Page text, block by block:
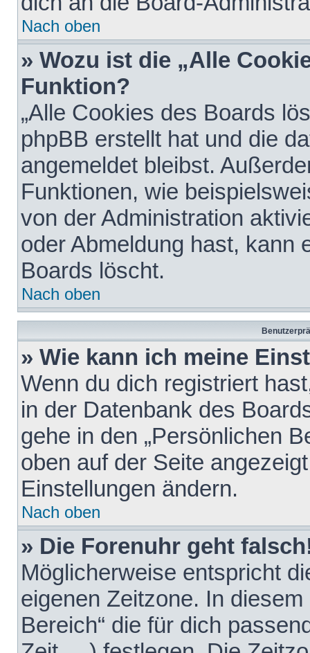
Nach oben
» Wozu ist die „Alle
Funktion?
„Alle Cookies des Boards
phpBB erstellt hat und die
angemeldet bleibst.
Funktionen, wie
von der Administration
oder Abmeldung hast, kann
Boards löscht.
Nach oben
» Wie kann ich meine
Wenn du dich registriert
in der Datenbank des
gehe in den „Persönlichen
oben auf der Seite
Einstellungen ändern.
Nach oben
» Die Forenuhr geht
Möglicherweise entspricht
eigenen Zeitzone. In
Bereich“ die für dich